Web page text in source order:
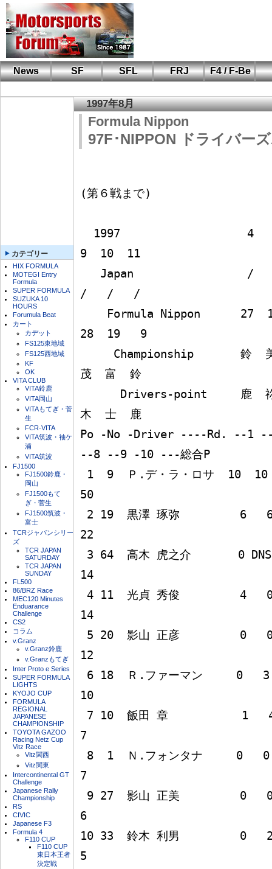
News SF SFL FRJ
F4 / F-Be
カテゴリー
HIX FORMULA
MOTEGI Entry
Formula
SUPER FORMULA
SUZUKA 10
HOURS
Forumula Beat
カート
カデット
FS125東地域
FS125西地域
KF
OK
VITA CLUB
VITA鈴鹿
VITA岡山
VITAもてぎ・菅
生
FCR-VITA
VITA筑波・袖ケ
浦
VITA筑波
FJ1500
FJ1500鈴鹿・
岡山
FJ1500もて
ぎ・菅生
FJ1500筑波・
富士
TCRジャパンシリー
ズ
TCR JAPAN
SATURDAY
TCR JAPAN
SUNDAY
FL500
86/BRZ Race
MEC120 Minutes
Enduarance
Challenge
CS2
コラム
v.Granz
v.Granz鈴鹿
v.Granzもてぎ
Inter Proto e Series
SUPER FORMULA
LIGHTS
KYOJO CUP
FORMULA
REGIONAL
JAPANESE
CHAMPIONSHIP
TOYOTA GAZOO
Racing Netz Cup
Vitz Race
Vitz関西
Vitz関東
Intercontinental GT
Challenge
Japanese Rally
Championship
RS
CIVIC
Japanese F3
Formula 4
F110 CUP
F110 CUP
東日本王者
決定戦
1997年8月
Formula Nippon
97F･NIPPON ドライバー
(第６戦まで)
9  10  11
/   /   /
28  19   9
茂  富  鈴
木  士  鹿
Po -No -Driver ----Rd. --1
--8 --9 -10 ---総合P
50
22
14
14
12
10
7
7
6
10 33  鈴木 利男         0
5